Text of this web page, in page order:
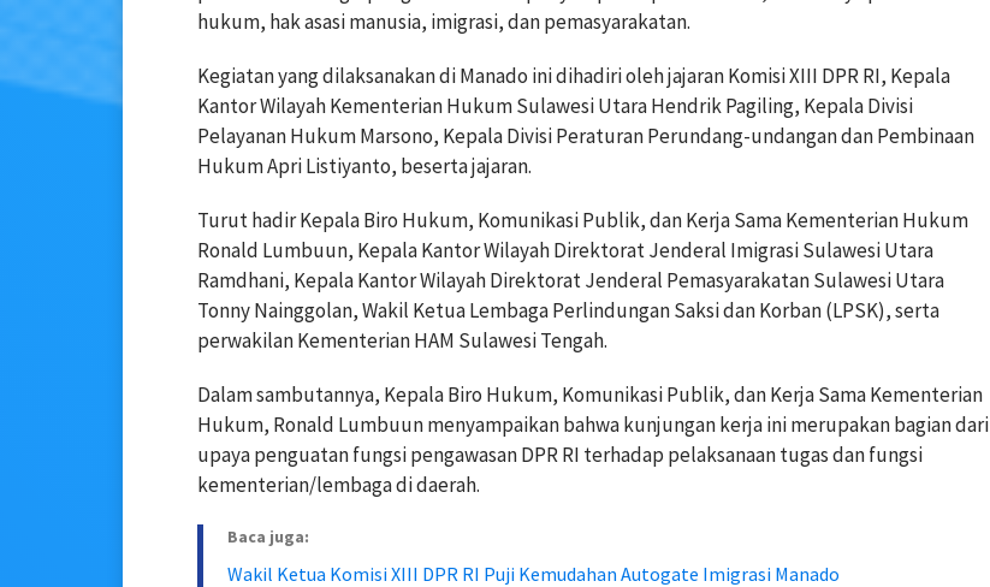
hukum, hak asasi manusia, imigrasi, dan pemasyarakatan.
Kegiatan yang dilaksanakan di Manado ini dihadiri oleh jajaran Komisi XIII DPR RI, Kepala
Kantor Wilayah Kementerian Hukum Sulawesi Utara Hendrik Pagiling, Kepala Divisi
Pelayanan Hukum Marsono, Kepala Divisi Peraturan Perundang-undangan dan Pembinaan
Hukum Apri Listiyanto, beserta jajaran.
Turut hadir Kepala Biro Hukum, Komunikasi Publik, dan Kerja Sama Kementerian Hukum
Ronald Lumbuun, Kepala Kantor Wilayah Direktorat Jenderal Imigrasi Sulawesi Utara
Ramdhani, Kepala Kantor Wilayah Direktorat Jenderal Pemasyarakatan Sulawesi Utara
Tonny Nainggolan, Wakil Ketua Lembaga Perlindungan Saksi dan Korban (LPSK), serta
perwakilan Kementerian HAM Sulawesi Tengah.
Dalam sambutannya, Kepala Biro Hukum, Komunikasi Publik, dan Kerja Sama Kementerian
Hukum, Ronald Lumbuun menyampaikan bahwa kunjungan kerja ini merupakan bagian dari
upaya penguatan fungsi pengawasan DPR RI terhadap pelaksanaan tugas dan fungsi
kementerian/lembaga di daerah.
Baca juga:
Wakil Ketua Komisi XIII DPR RI Puji Kemudahan Autogate Imigrasi Manado